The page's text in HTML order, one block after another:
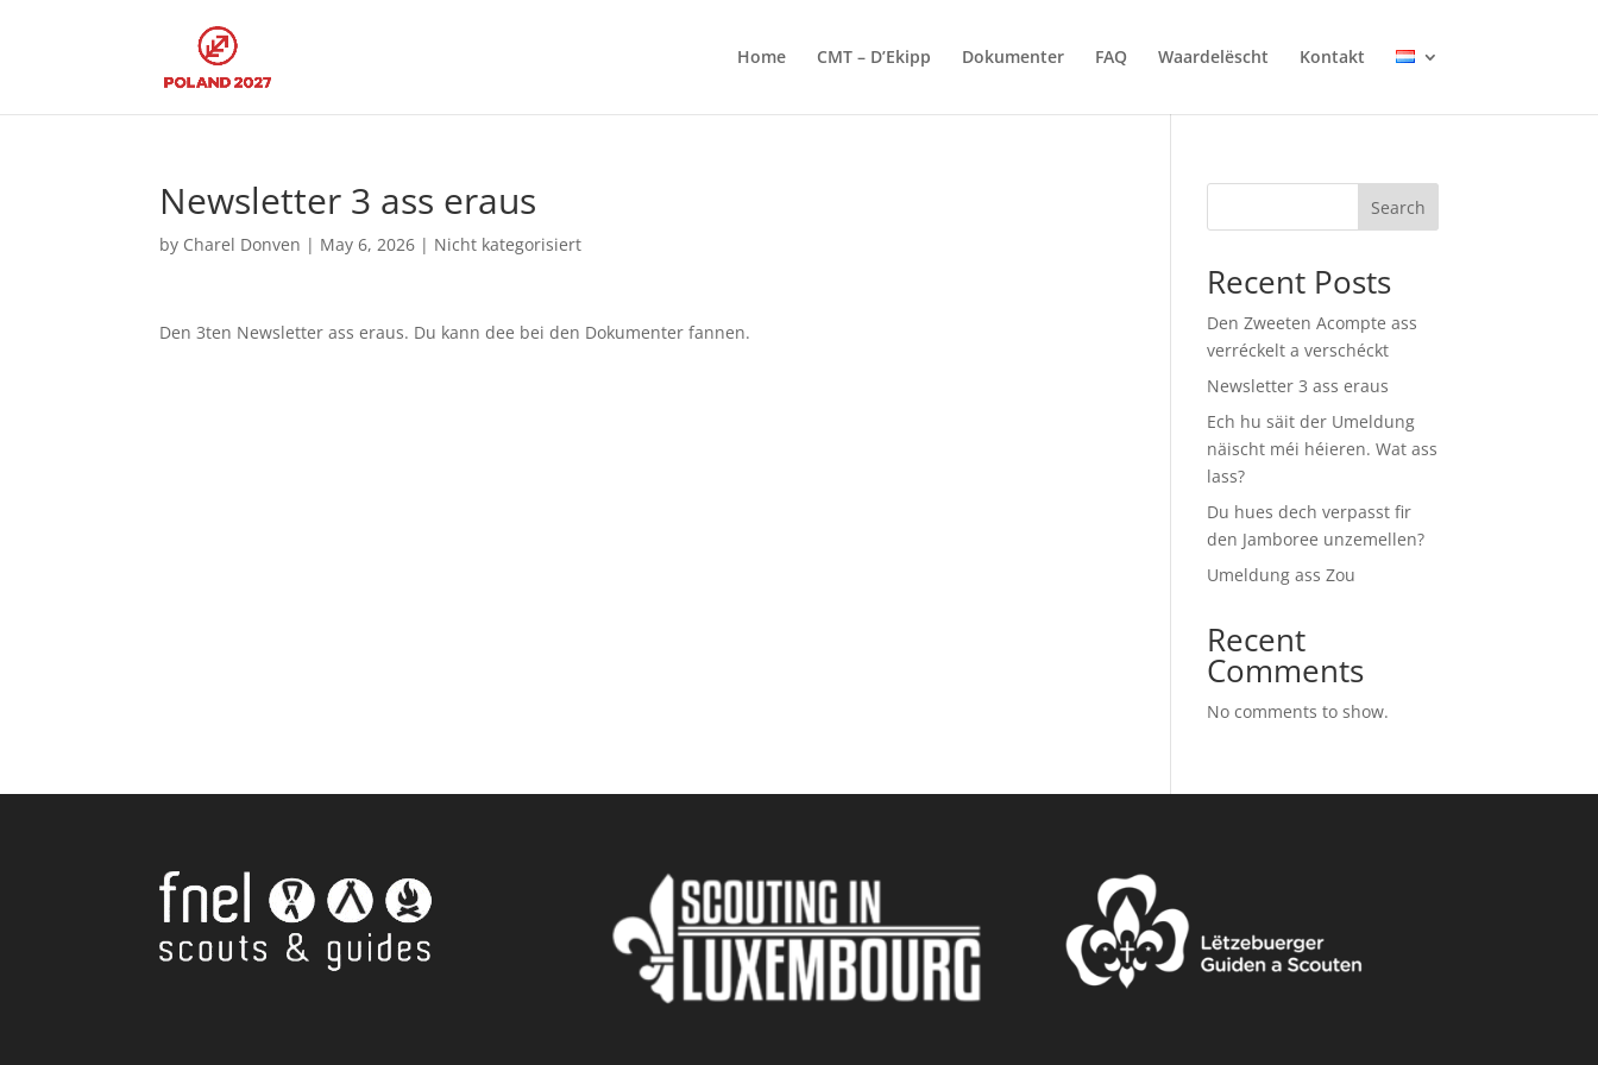
Home CMT – D’Ekipp Dokumenter FAQ Waardelëscht Kontakt
Newsletter 3 ass eraus
by Charel Donven | May 6, 2026 | Nicht kategorisiert
Den 3ten Newsletter ass eraus. Du kann dee bei den Dokumenter fannen.
Search
Recent Posts
Den Zweeten Acompte ass
verréckelt a verschéckt
Newsletter 3 ass eraus
Ech hu säit der Umeldung
näischt méi héieren. Wat ass
lass?
Du hues dech verpasst fir
den Jamboree unzemellen?
Umeldung ass Zou
Recent
Comments
No comments to show.